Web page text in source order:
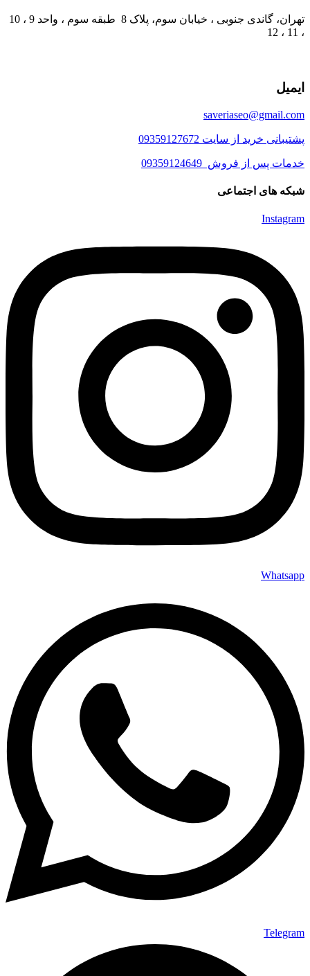
تهران، گاندی جنوبی ، خیابان سوم، پلاک 8 طبقه سوم ، واحد 9 ، 10
، 11 ، 12
ایمیل
saveriaseo@gmail.com
پشتیبانی خرید از سایت 09359127672
خدمات پس از فروش 09359124649
شبکه های اجتماعی
Instagram
Whatsapp
Telegram